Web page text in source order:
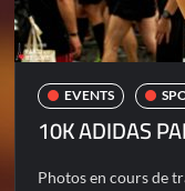
EVENTS
10K ADIDAS
Photos en cours de